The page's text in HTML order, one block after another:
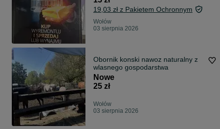
19,03 zł z Pakietem Ochronnym
Wołów
03 sierpnia 2026
Obornik konski nawoz naturalny z
wlasnego gospodarstwa
Nowe
25 zł
Wołów
03 sierpnia 2026